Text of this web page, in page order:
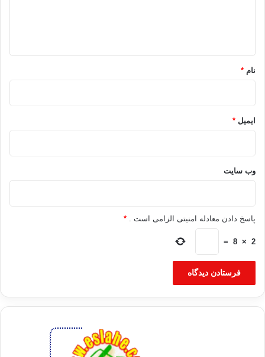
نام *
ایمیل *
وب‌ سایت
پاسخ دادن معادله امنیتی الزامی است . *
2
×
8
=